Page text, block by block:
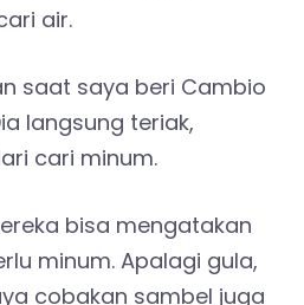
air.
saat saya beri Cambio
langsung teriak,
cari minum.
bisa mengatakan
minum. Apalagi gula,
cobakan sambel juga